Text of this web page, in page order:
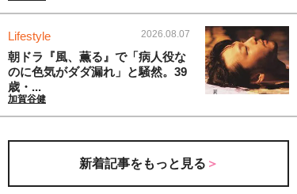
Lifestyle 2026.08.07
朝ドラ『風、薫る』で「病人役な
のに色気がダダ漏れ」と騒然。39
歳・...
加賀谷健
新着記事をもっと見る